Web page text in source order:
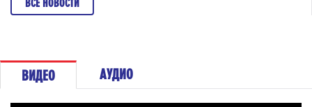
ВСЕ НОВОСТИ
ВИДЕО АУДИО